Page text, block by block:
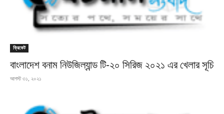
ক্রিকেট
বাংলাদেশ বনাম নিউজিল্যান্ড টি-২০ সিরিজ ২০২১ এর খেলার সূচি
আগস্ট ৩১, ২০২১